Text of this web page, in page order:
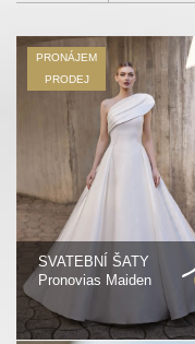
PRONÁJEM
PRODEJ
SVATEBNÍ ŠATY
Pronovias Maiden